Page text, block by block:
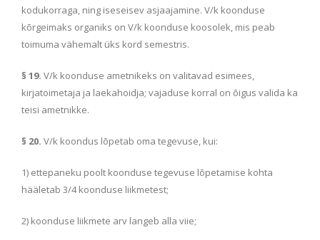
kodukorraga, ning iseseisev asjaajamine. V/k koonduse
kõrgeimaks organiks on V/k koonduse koosolek, mis peab
toimuma vähemalt üks kord semestris.
§ 19. V/k koonduse ametnikeks on valitavad esimees,
kirjatoimetaja ja laekahoidja; vajaduse korral on õigus valida ka
teisi ametnikke.
§ 20. V/k koondus lõpetab oma tegevuse, kui:
1) ettepaneku poolt koonduse tegevuse lõpetamise kohta
hääletab 3/4 koonduse liikmetest;
2) koonduse liikmete arv langeb alla viie;